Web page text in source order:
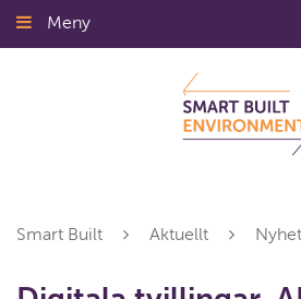
Gå
till
Meny
Smart Built Aktuellt